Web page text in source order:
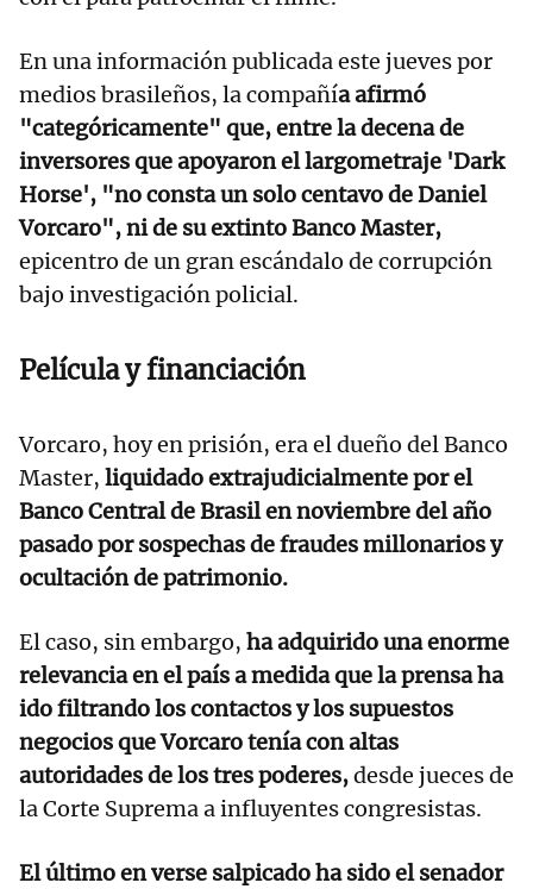
En una información publicada este jueves por
medios brasileños, la compañía afirmó
"categóricamente" que, entre la decena de
inversores que apoyaron el largometraje 'Dark
Horse', "no consta un solo centavo de Daniel
Vorcaro", ni de su extinto Banco Master,
epicentro de un gran escándalo de corrupción
bajo investigación policial.
Película y financiación
Vorcaro, hoy en prisión, era el dueño del Banco
Master, liquidado extrajudicialmente por el
Banco Central de Brasil en noviembre del año
pasado por sospechas de fraudes millonarios y
ocultación de patrimonio.
El caso, sin embargo, ha adquirido una enorme
relevancia en el país a medida que la prensa ha
ido filtrando los contactos y los supuestos
negocios que Vorcaro tenía con altas
autoridades de los tres poderes,desde jueces de
la Corte Suprema a influyentes congresistas.
El último en verse salpicado ha sido el senador